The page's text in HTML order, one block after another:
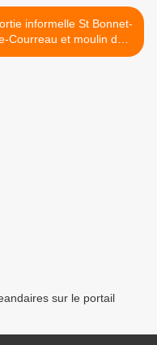
informelle St Bonnet-
Courreau et moulin des
Massons 13 juillet 2014 >
sur le portail